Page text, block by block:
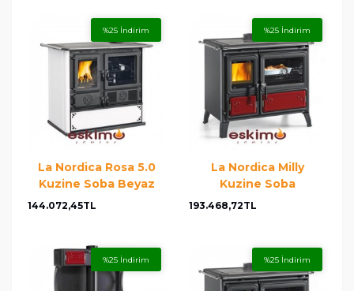
%25 İndirim
La Nordica Rosa 5.0
Kuzine Soba Beyaz
144.072,45TL
%25 İndirim
La Nordica Milly
Kuzine Soba
193.468,72TL
%25 İndirim %25 İndirim